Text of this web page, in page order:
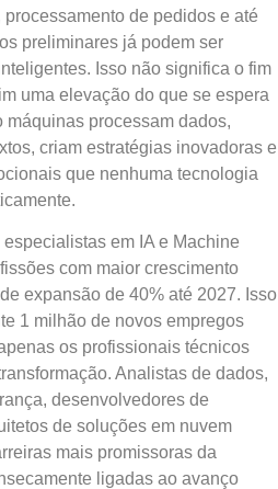
de pedidos e até
preliminares já podem ser
Isso não significa o fim
uma elevação do que se espera
processam dados,
criam estratégias inovadoras e
que nenhuma tecnologia
em IA e Machine
com maior crescimento
expansão de 40% até 2027. Isso
1 milhão de novos empregos
os profissionais técnicos
Analistas de dados,
desenvolvedores de
de soluções em nuvem
mais promissoras da
ligadas ao avanço